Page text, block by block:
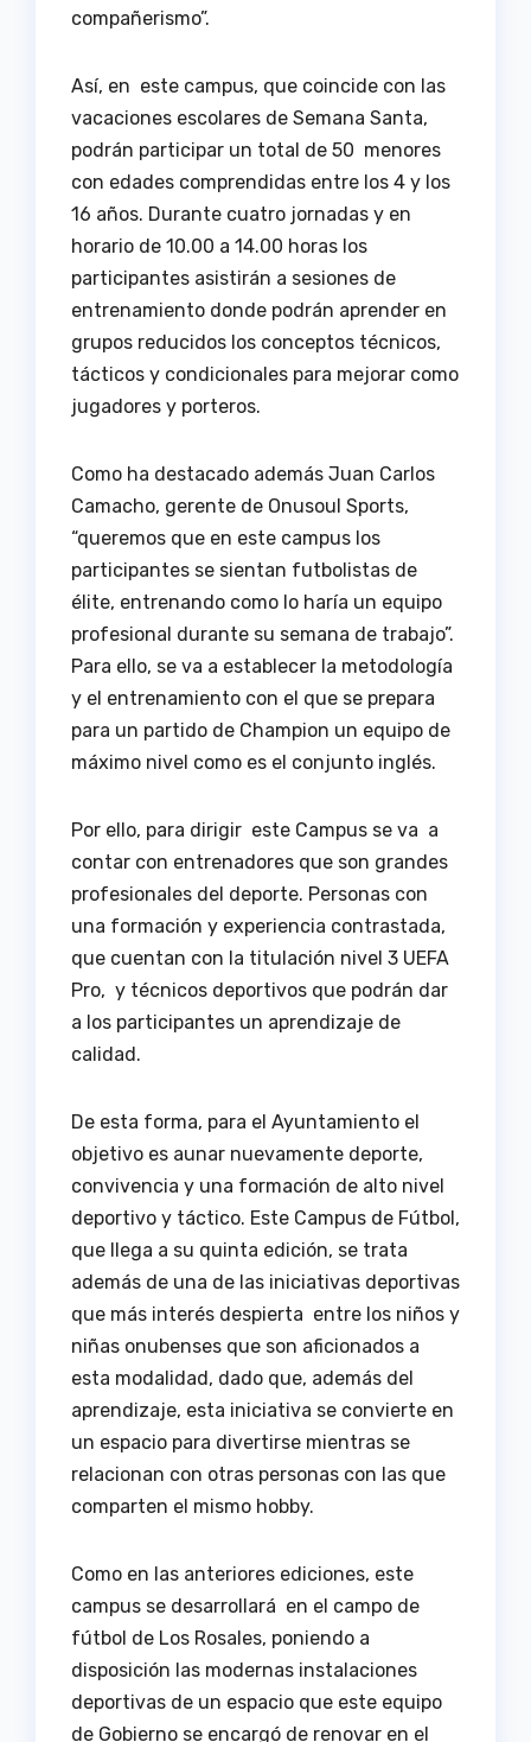
compañerismo”.
Así, en este campus, que coincide con las
vacaciones escolares de Semana Santa,
podrán participar un total de 50 menores
con edades comprendidas entre los 4 y los
16 años. Durante cuatro jornadas y en
horario de 10.00 a 14.00 horas los
participantes asistirán a sesiones de
entrenamiento donde podrán aprender en
grupos reducidos los conceptos técnicos,
tácticos y condicionales para mejorar como
jugadores y porteros.
Como ha destacado además Juan Carlos
Camacho, gerente de Onusoul Sports,
“queremos que en este campus los
participantes se sientan futbolistas de
élite, entrenando como lo haría un equipo
profesional durante su semana de trabajo”.
Para ello, se va a establecer la metodología
y el entrenamiento con el que se prepara
para un partido de Champion un equipo de
máximo nivel como es el conjunto inglés.
Por ello, para dirigir este Campus se va a
contar con entrenadores que son grandes
profesionales del deporte. Personas con
una formación y experiencia contrastada,
que cuentan con la titulación nivel 3 UEFA
Pro, y técnicos deportivos que podrán dar
a los participantes un aprendizaje de
calidad.
De esta forma, para el Ayuntamiento el
objetivo es aunar nuevamente deporte,
convivencia y una formación de alto nivel
deportivo y táctico. Este Campus de Fútbol,
que llega a su quinta edición, se trata
además de una de las iniciativas deportivas
que más interés despierta entre los niños y
niñas onubenses que son aficionados a
esta modalidad, dado que, además del
aprendizaje, esta iniciativa se convierte en
un espacio para divertirse mientras se
relacionan con otras personas con las que
comparten el mismo hobby.
Como en las anteriores ediciones, este
campus se desarrollará en el campo de
fútbol de Los Rosales, poniendo a
disposición las modernas instalaciones
deportivas de un espacio que este equipo
de Gobierno se encargó de renovar en el